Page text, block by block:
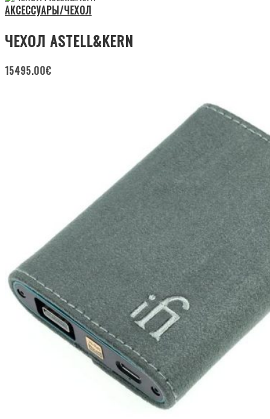
АКСЕССУАРЫ/ЧЕХОЛ
ЧЕХОЛ ASTELL&KERN
15495.00€